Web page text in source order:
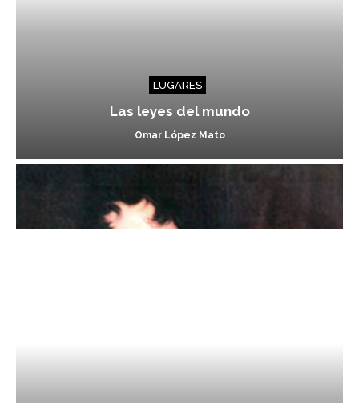
LUGARES
Las leyes del mundo
Omar López Mato